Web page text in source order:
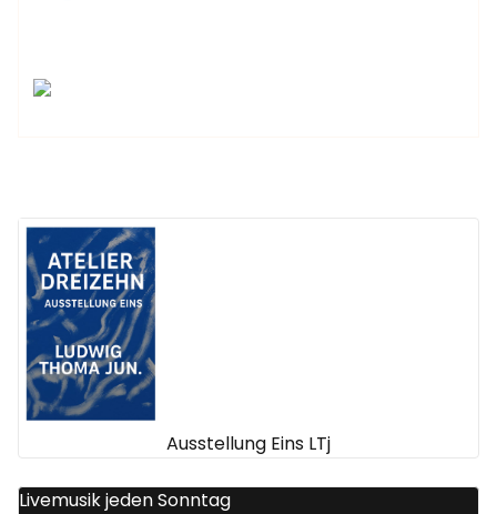
Ausstellung Eins LTj
Livemusik jeden Sonntag